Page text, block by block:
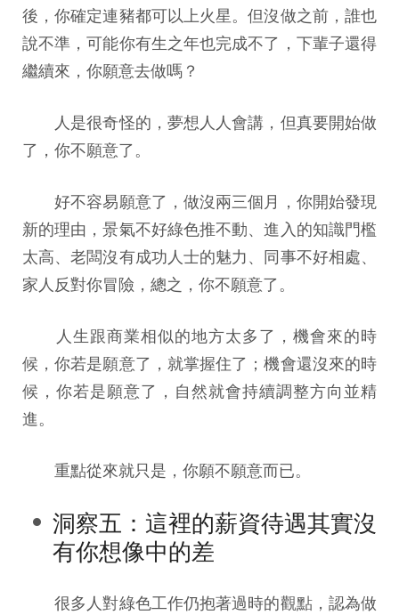
後，你確定連豬都可以上火星。但沒做之前，誰也
說不準，可能你有生之年也完成不了，下輩子還得
繼續來，你願意去做嗎？
人是很奇怪的，夢想人人會講，但真要開始做
了，你不願意了。
好不容易願意了，做沒兩三個月，你開始發現
新的理由，景氣不好綠色推不動、進入的知識門檻
太高、老闆沒有成功人士的魅力、同事不好相處、
家人反對你冒險，總之，你不願意了。
人生跟商業相似的地方太多了，機會來的時
候，你若是願意了，就掌握住了；機會還沒來的時
候，你若是願意了，自然就會持續調整方向並精
進。
重點從來就只是，你願不願意而已。
洞察五：這裡的薪資待遇其實沒
有你想像中的差
很多人對綠色工作仍抱著過時的觀點，認為做